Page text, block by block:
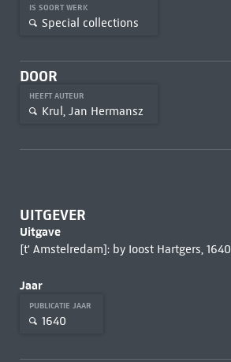
IS SOORT WERK
Special collections
DOOR
HEEFT AUTEUR
Krul, Jan Hermansz
UITGEVER
Uitgave
[t' Amstelredam]: by Ioost Hartgers, 1640
Jaar
PUBLICATIE JAAR
1640